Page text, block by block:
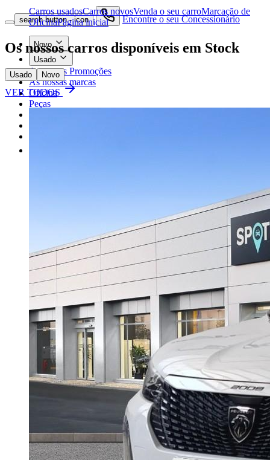
search button - icon Encontre o seu Concessionário
Novo
Usado
As nossas Promoções
As nossas marcas
Oficina
Peças
Carros usadosCarros novosVenda o seu carroMarcação de
OficinaPágina inicial
Os nossos carros disponíveis em Stock
Usado Novo
VER TODOS